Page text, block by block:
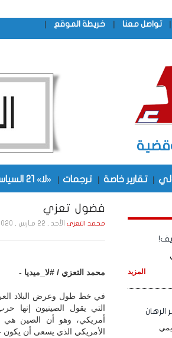
| تواصل معنا | خريطة الموقع |
| تقارير خاصة | ترجمات | «لا» 21 السياسي
فضول تعزي
محمد التعزيالأحد , 22 مـارس , 2020 الساعة 7:44:04 PM
محمد التعزي / #لا_ميديا -
في خط طول وعرض البلاد
التي يقول الصينيون إنها
أمريكي، وهو أن الصين هي
الأمريكي الذي يسعى أن يكون
المزيد
الرهان